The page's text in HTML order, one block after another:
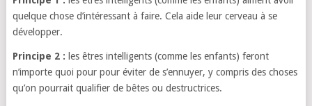
quelque chose d’intéressant à faire. Cela aide leur cerveau à se
développer.
Principe 2 : les êtres intelligents (comme les enfants) feront
n’importe quoi pour pour éviter de s’ennuyer, y compris des choses
qu’on pourrait qualifier de bêtes ou destructrices.